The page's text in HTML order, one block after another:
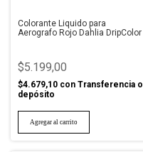
Colorante Liquido para
Aerografo Rojo Dahlia DripColor
$5.199,00
$4.679,10 con Transferencia o
depósito